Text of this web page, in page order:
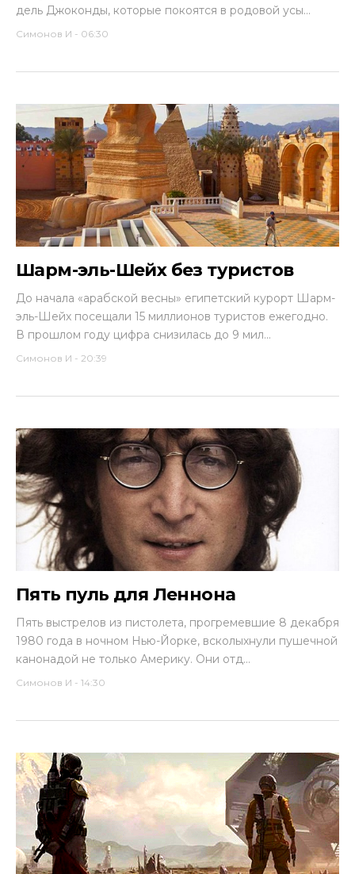
дель Джоконды, которые покоятся в родовой усы...
Симонов И - 06:30
Шарм-эль-Шейх без туристов
До начала «арабской весны» египетский курорт Шарм-
эль-Шейх посещали 15 миллионов туристов ежегодно.
В прошлом году цифра снизилась до 9 мил...
Симонов И - 20:39
Пять пуль для Леннона
Пять выстрелов из пистолета, прогремевшие 8 декабря
1980 года в ночном Нью-Йорке, всколыхнули пушечной
канонадой не только Америку. Они отд...
Симонов И - 14:30